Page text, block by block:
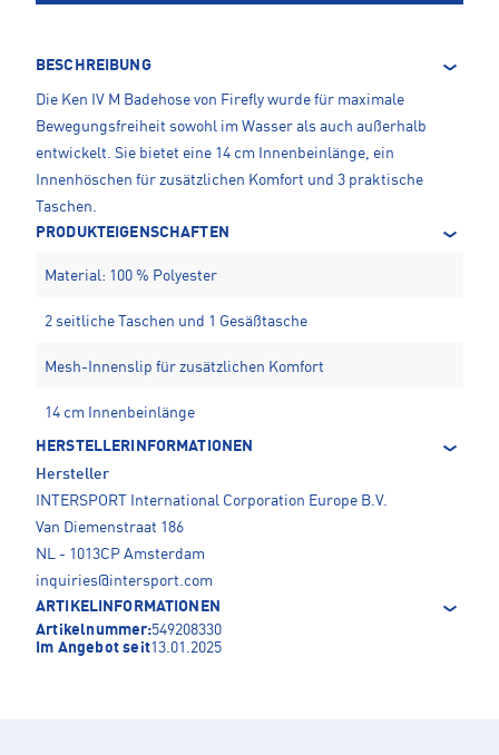
BESCHREIBUNG
Die Ken IV M Badehose von Firefly wurde für maximale
Bewegungsfreiheit sowohl im Wasser als auch außerhalb
entwickelt. Sie bietet eine 14 cm Innenbeinlänge, ein
Innenhöschen für zusätzlichen Komfort und 3 praktische
Taschen.
PRODUKTEIGENSCHAFTEN
Material: 100 % Polyester
2 seitliche Taschen und 1 Gesäßtasche
Mesh-Innenslip für zusätzlichen Komfort
14 cm Innenbeinlänge
HERSTELLERINFORMATIONEN
Hersteller
INTERSPORT International Corporation Europe B.V.
Van Diemenstraat 186
NL - 1013CP Amsterdam
inquiries@intersport.com
ARTIKELINFORMATIONEN
Artikelnummer:549208330
Im Angebot seit13.01.2025